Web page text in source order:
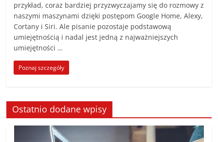
poradniki
na
każdy
temat
przykład, coraz bardziej przyzwyczajamy się do rozmowy z
naszymi maszynami dzięki postępom Google Home, Alexy,
Cortany i Siri. Ale pisanie pozostaje podstawową
umiejętnością i nadal jest jedną z najważniejszych
umiejętności …
Poznaj szczegóły
Ostatnio dodane wpisy